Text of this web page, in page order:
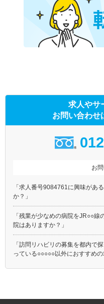
求人やサ
お問い合わせ
お
「求人番号9084761に興味があ
か？」
「残業が少なめの病院をJR○○
院はありますか？」
「訪問リハビリの募集を都内で
っている○○○○○以外におすすめの